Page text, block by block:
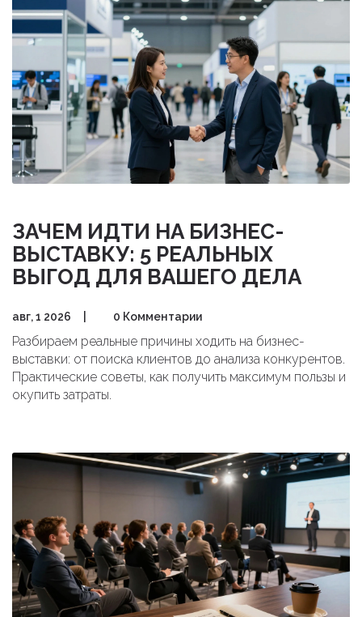
ЗАЧЕМ ИДТИ НА БИЗНЕС-
ВЫСТАВКУ: 5 РЕАЛЬНЫХ
ВЫГОД ДЛЯ ВАШЕГО ДЕЛА
авг, 1 2026 0 Комментарии
Разбираем реальные причины ходить на бизнес-
выставки: от поиска клиентов до анализа конкурентов.
Практические советы, как получить максимум пользы и
окупить затраты.